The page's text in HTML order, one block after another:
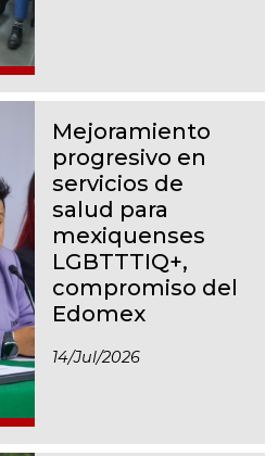
Mejoramiento
progresivo en
servicios de
salud para
mexiquenses
LGBTTTIQ+,
compromiso del
Edomex
14/jul/2026